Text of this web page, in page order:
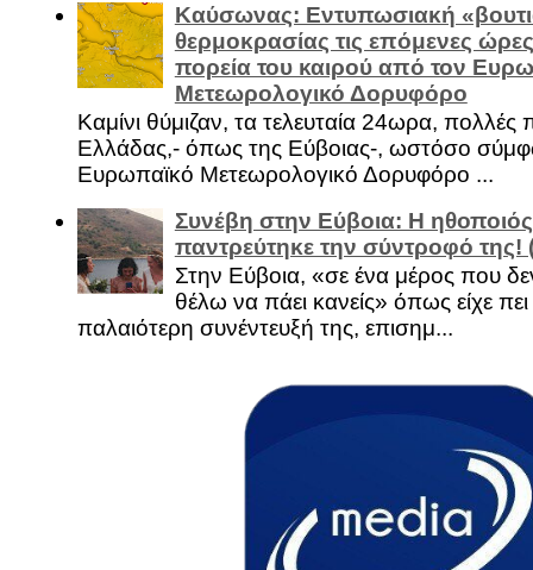
Καύσωνας: Εντυπωσιακή
θερμοκρασίας τις επόμενες
πορεία του καιρού από τον
Μετεωρολογικό Δορυφόρο
Καμίνι θύμιζαν, τα τελευταία 24ωρα, πολλές
Ελλάδας,- όπως της Εύβοιας-, ωστόσο
Ευρωπαϊκό Μετεωρολογικό Δορυφόρο ...
Συνέβη στην Εύβοια: Η
παντρεύτηκε την σύντροφό
Στην Εύβοια, «σε ένα μέρος που
θέλω να πάει κανείς» όπως είχε πει
παλαιότερη συνέντευξή της, επισημ...